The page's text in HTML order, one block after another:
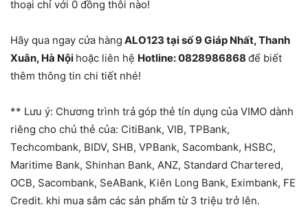
thoại chỉ với 0 đồng thôi nào!
Hãy qua ngay cửa hàng ALO123 tại số 9 Giáp Nhất, Thanh
Xuân, Hà Nội hoặc liên hệ Hotline: 0828986868 để biết
thêm thông tin chi tiết nhé!
** Lưu ý: Chương trình trả góp thẻ tín dụng của VIMO dành
riêng cho chủ thẻ của: CitiBank, VIB, TPBank,
Techcombank, BIDV, SHB, VPBank, Sacombank, HSBC,
Maritime Bank, Shinhan Bank, ANZ, Standard Chartered,
OCB, Sacombank, SeABank, Kiên Long Bank, Eximbank, FE
Credit. khi mua sắm các sản phẩm từ 3 triệu trở lên.